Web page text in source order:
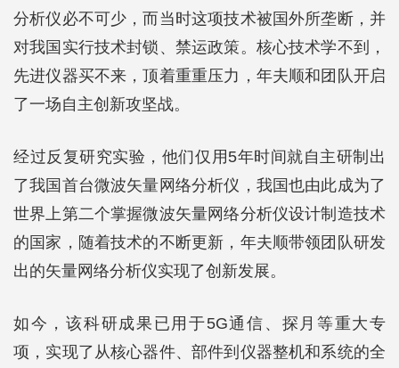
分析仪必不可少，而当时这项技术被国外所垄断，并
对我国实行技术封锁、禁运政策。核心技术学不到，
先进仪器买不来，顶着重重压力，年夫顺和团队开启
了一场自主创新攻坚战。
经过反复研究实验，他们仅用5年时间就自主研制出
了我国首台微波矢量网络分析仪，我国也由此成为了
世界上第二个掌握微波矢量网络分析仪设计制造技术
的国家，随着技术的不断更新，年夫顺带领团队研发
出的矢量网络分析仪实现了创新发展。
如今，该科研成果已用于5G通信、探月等重大专
项，实现了从核心器件、部件到仪器整机和系统的全